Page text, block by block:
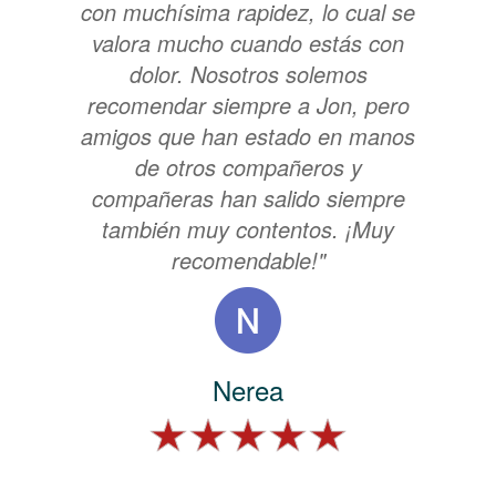
con muchísima rapidez, lo cual se
valora mucho cuando estás con
dolor. Nosotros solemos
recomendar siempre a Jon, pero
amigos que han estado en manos
de otros compañeros y
compañeras han salido siempre
también muy contentos. ¡Muy
recomendable!"
Nerea